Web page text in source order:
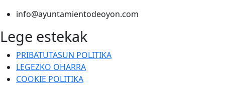
info@ayuntamientodeoyon.com
Lege estekak
PRIBATUTASUN POLITIKA
LEGEZKO OHARRA
COOKIE POLITIKA